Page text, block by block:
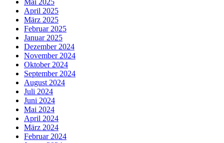
April 2025
März 2025
Februar 2025
Januar 2025
Dezember 2024
November 2024
Oktober 2024
September 2024
August 2024
Juli 2024
Juni 2024
Mai 2024
April 2024
März 2024
Februar 2024